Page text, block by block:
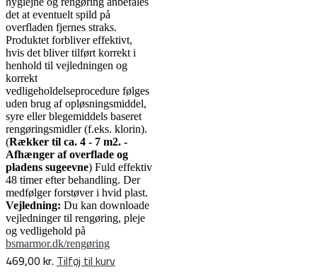
det at eventuelt spild på
overfladen fjernes straks.
Produktet forbliver effektivt,
hvis det bliver tilført korrekt i
henhold til vejledningen og
korrekt
vedligeholdelseprocedure følges
uden brug af opløsningsmiddel,
syre eller blegemiddels baseret
rengøringsmidler (f.eks. klorin).
(Rækker til ca. 4 - 7 m2. -
Afhænger af overflade og
pladens sugeevne) Fuld effektiv
48 timer efter behandling. Der
medfølger forstøver i hvid plast.
Vejledning: Du kan downloade
vejledninger til rengøring, pleje
og vedligehold på
bsmarmor.dk/rengøring
469,00kr.Tilføj til kurv